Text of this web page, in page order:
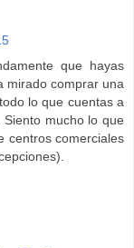
que hayas
mirado comprar una
lo que cuentas a
mucho lo que
centros comerciales